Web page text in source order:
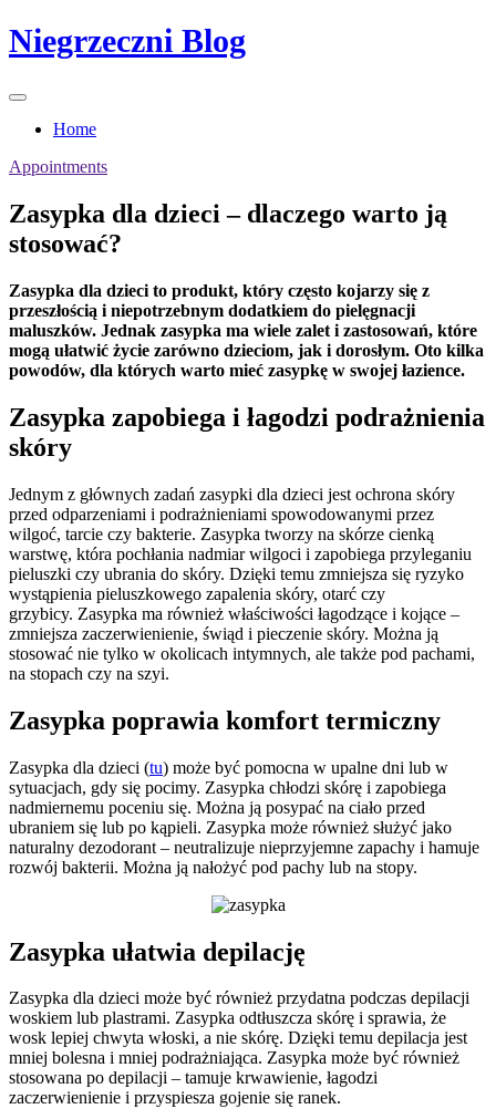
Skip
to
Niegrzeczni Blog
Home
Appointments
Zasypka dla dzieci – dlaczego warto ją
stosować?
Zasypka dla dzieci to produkt, który często kojarzy się z
przeszłością i niepotrzebnym dodatkiem do pielęgnacji
maluszków. Jednak zasypka ma wiele zalet i zastosowań, które
mogą ułatwić życie zarówno dzieciom, jak i dorosłym. Oto kilka
powodów, dla których warto mieć zasypkę w swojej łazience.
Zasypka zapobiega i łagodzi podrażnienia
skóry
Jednym z głównych zadań zasypki dla dzieci jest ochrona skóry
przed odparzeniami i podrażnieniami spowodowanymi przez
wilgoć, tarcie czy bakterie. Zasypka tworzy na skórze cienką
warstwę, która pochłania nadmiar wilgoci i zapobiega przyleganiu
pieluszki czy ubrania do skóry. Dzięki temu zmniejsza się ryzyko
wystąpienia pieluszkowego zapalenia skóry, otarć czy
grzybicy. Zasypka ma również właściwości łagodzące i kojące –
zmniejsza zaczerwienienie, świąd i pieczenie skóry. Można ją
stosować nie tylko w okolicach intymnych, ale także pod pachami,
na stopach czy na szyi.
Zasypka poprawia komfort termiczny
Zasypka dla dzieci (tu) może być pomocna w upalne dni lub w
sytuacjach, gdy się pocimy. Zasypka chłodzi skórę i zapobiega
nadmiernemu poceniu się. Można ją posypać na ciało przed
ubraniem się lub po kąpieli. Zasypka może również służyć jako
naturalny dezodorant – neutralizuje nieprzyjemne zapachy i hamuje
rozwój bakterii. Można ją nałożyć pod pachy lub na stopy.
Zasypka ułatwia depilację
Zasypka dla dzieci może być również przydatna podczas depilacji
woskiem lub plastrami. Zasypka odtłuszcza skórę i sprawia, że
wosk lepiej chwyta włoski, a nie skórę. Dzięki temu depilacja jest
mniej bolesna i mniej podrażniająca. Zasypka może być również
stosowana po depilacji – tamuje krwawienie, łagodzi
zaczerwienienie i przyspiesza gojenie się ranek.